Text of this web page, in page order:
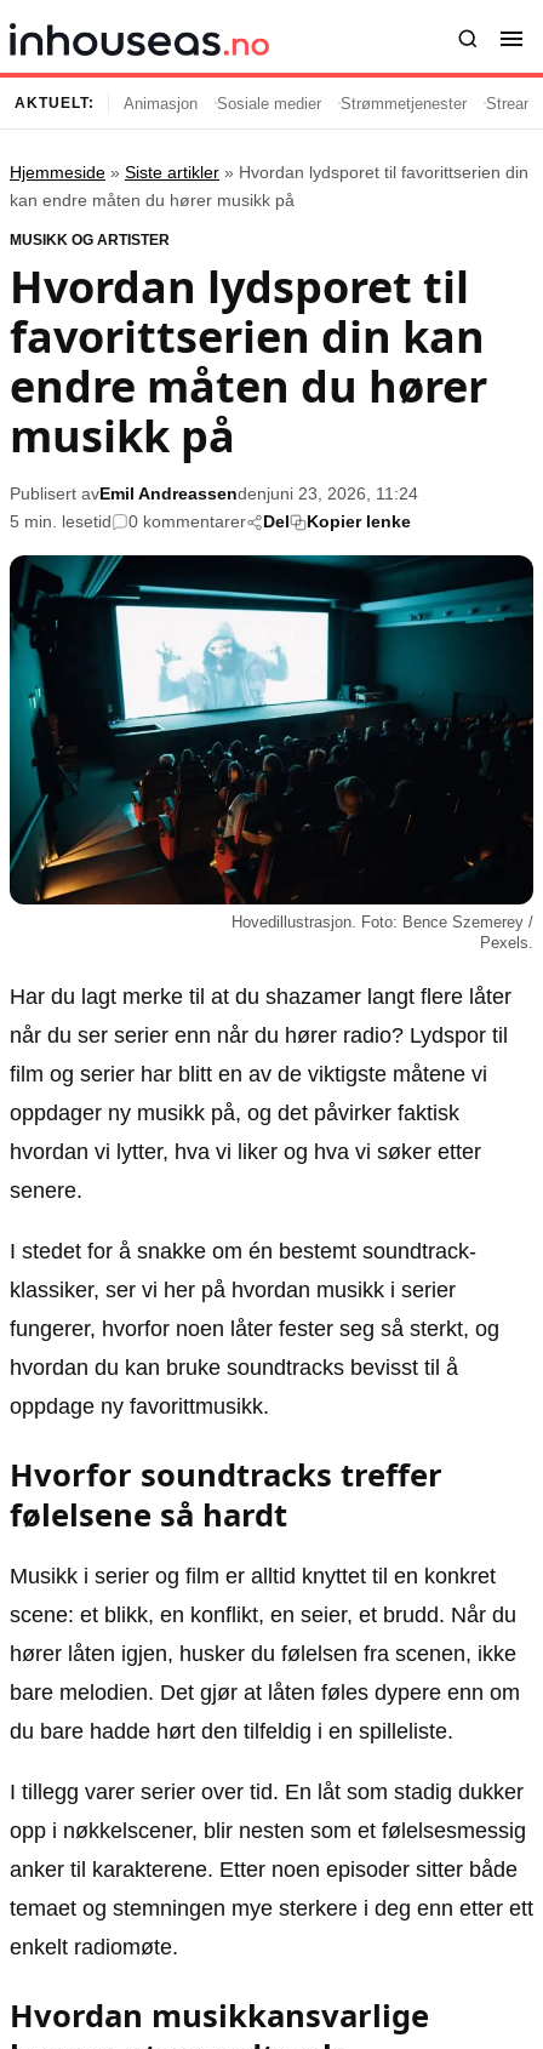
Innhold
Siste artikler
Film og serier
Musikk og artister
Popkultur
TV og streaming
Underholdning
Emner
Strømmetjenester
Streaming
TV-serier
Internettkultur
Populær
Animasjon
Sosiale medier
Musikk
Filmkveld
Seervaner
Soundtrack
Retningslinjer
Annonsepolicy
Cookiepolicy
Etiske retningslinjer
Personvernerklæring
Redaksjonell policy
Informasjon
Om oss
Kontakt oss
AKTUELT: Animasjon Sosiale medier Strømmetjenester
Hjemmeside » Siste artikler » Hvordan lydsporet til favorittserien din
kan endre måten du hører musikk på
MUSIKK OG ARTISTER
Hvordan lydsporet til
favorittserien din kan
endre måten du hører
musikk på
Publisert avEmil Andreassendenjuni 23, 2026, 11:24
5 min. lesetid
0 kommentarer Del Kopier lenke
Hovedillustrasjon. Foto: Bence Szemerey /
Pexels.
Har du lagt merke til at du shazamer langt flere låter
når du ser serier enn når du hører radio? Lydspor til
film og serier har blitt en av de viktigste måtene vi
oppdager ny musikk på, og det påvirker faktisk
hvordan vi lytter, hva vi liker og hva vi søker etter
senere.
I stedet for å snakke om én bestemt soundtrack-
klassiker, ser vi her på hvordan musikk i serier
fungerer, hvorfor noen låter fester seg så sterkt, og
hvordan du kan bruke soundtracks bevisst til å
oppdage ny favorittmusikk.
Hvorfor soundtracks treffer
følelsene så hardt
Musikk i serier og film er alltid knyttet til en konkret
scene: et blikk, en konflikt, en seier, et brudd. Når du
hører låten igjen, husker du følelsen fra scenen, ikke
bare melodien. Det gjør at låten føles dypere enn om
du bare hadde hørt den tilfeldig i en spilleliste.
I tillegg varer serier over tid. En låt som stadig dukker
opp i nøkkelscener, blir nesten som et følelsesmessig
anker til karakterene. Etter noen episoder sitter både
temaet og stemningen mye sterkere i deg enn etter ett
enkelt radiomøte.
Hvordan musikkansvarlige